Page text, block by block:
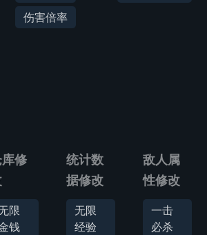
伤害倍率
修
限
钱
统计数
据修改
无限
经验
敌人属
性修改
一击
必杀